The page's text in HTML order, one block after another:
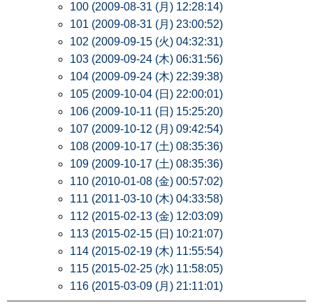
100 (2009-08-31 (月) 12:28:14)
101 (2009-08-31 (月) 23:00:52)
102 (2009-09-15 (火) 04:32:31)
103 (2009-09-24 (木) 06:31:56)
104 (2009-09-24 (木) 22:39:38)
105 (2009-10-04 (日) 22:00:01)
106 (2009-10-11 (日) 15:25:20)
107 (2009-10-12 (月) 09:42:54)
108 (2009-10-17 (土) 08:35:36)
109 (2009-10-17 (土) 08:35:36)
110 (2010-01-08 (金) 00:57:02)
111 (2011-03-10 (木) 04:33:58)
112 (2015-02-13 (金) 12:03:09)
113 (2015-02-15 (日) 10:21:07)
114 (2015-02-19 (木) 11:55:54)
115 (2015-02-25 (水) 11:58:05)
116 (2015-03-09 (月) 21:11:01)